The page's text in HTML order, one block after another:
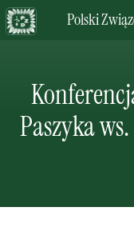
Polski
Paszyka